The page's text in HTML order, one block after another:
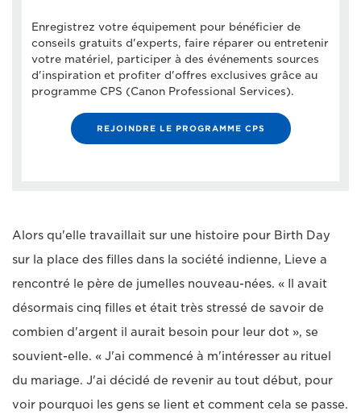
Enregistrez votre équipement pour bénéficier de
conseils gratuits d'experts, faire réparer ou entretenir
votre matériel, participer à des événements sources
d'inspiration et profiter d'offres exclusives grâce au
programme CPS (Canon Professional Services).
REJOINDRE LE PROGRAMME CPS
Alors qu'elle travaillait sur une histoire pour Birth Day
sur la place des filles dans la société indienne, Lieve a
rencontré le père de jumelles nouveau-nées. « Il avait
désormais cinq filles et était très stressé de savoir de
combien d'argent il aurait besoin pour leur dot », se
souvient-elle. « J'ai commencé à m'intéresser au rituel
du mariage. J'ai décidé de revenir au tout début, pour
voir pourquoi les gens se lient et comment cela se passe.